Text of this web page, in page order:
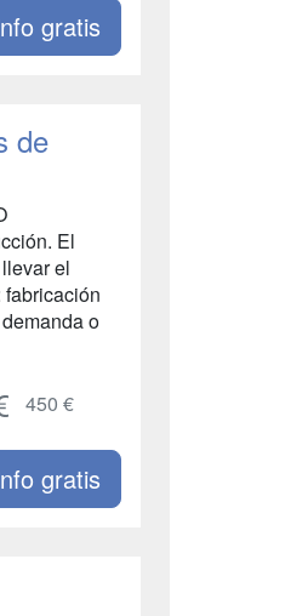
gratis
de
El
el
o
450 €
gratis